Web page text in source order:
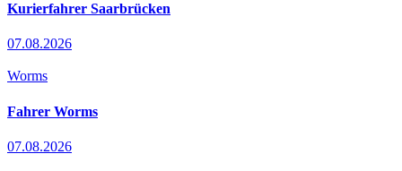
Kurierfahrer Saarbrücken
07.08.2026
Worms
Fahrer Worms
07.08.2026